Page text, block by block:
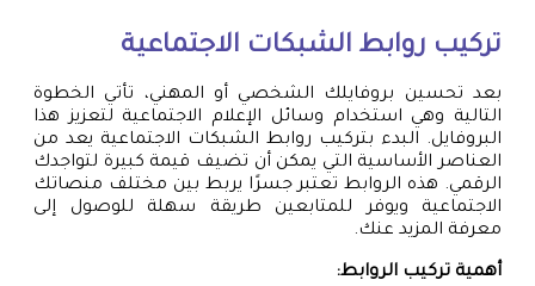
تركيب روابط الشبكات الاجتماعية
بعد تحسين بروفايلك الشخصي أو المهني، تأتي الخطوة
التالية وهي استخدام وسائل الإعلام الاجتماعية لتعزيز هذا
البروفايل. البدء بتركيب روابط الشبكات الاجتماعية يعد من
العناصر الأساسية التي يمكن أن تضيف قيمة كبيرة لتواجدك
الرقمي. هذه الروابط تعتبر جسرًا يربط بين مختلف منصاتك
الاجتماعية ويوفر للمتابعين طريقة سهلة للوصول إلى
معرفة المزيد عنك.
أهمية تركيب الروابط: